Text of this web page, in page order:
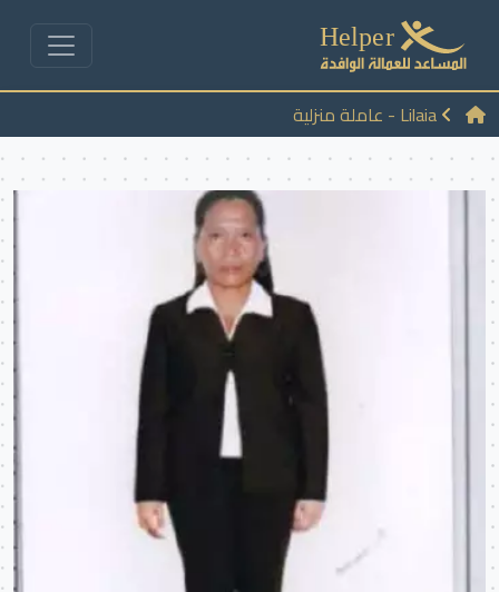
Lilaia - عاملة منزلية